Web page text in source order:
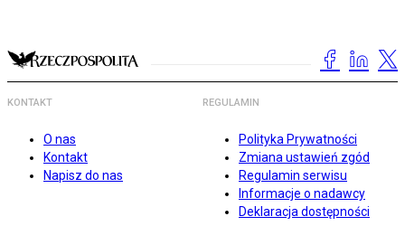
KONTAKT
O nas
Kontakt
Napisz do nas
REGULAMIN
Polityka Prywatności
Zmiana ustawień zgód
Regulamin serwisu
Informacje o nadawcy
Deklaracja dostępności